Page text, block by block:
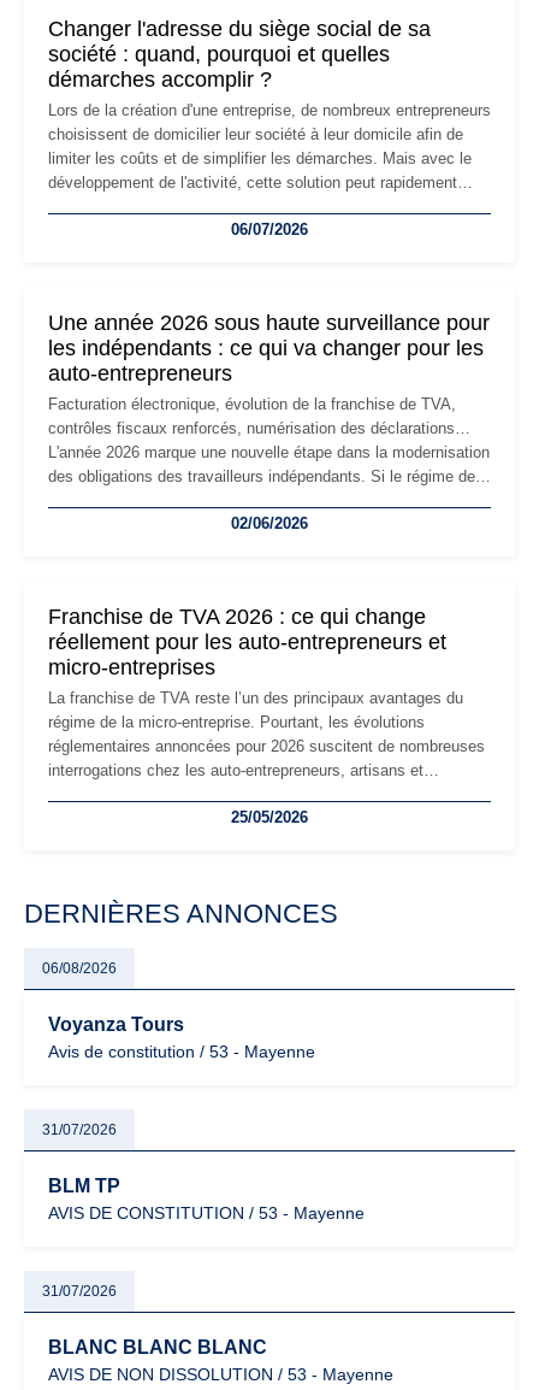
Changer l'adresse du siège social de sa
société : quand, pourquoi et quelles
démarches accomplir ?
Lors de la création d'une entreprise, de nombreux entrepreneurs
choisissent de domicilier leur société à leur domicile afin de
limiter les coûts et de simplifier les démarches. Mais avec le
développement de l'activité, cette solution peut rapidement
professionnels, recrutement, image de marque… Le
06/07/2026
Une année 2026 sous haute surveillance pour
les indépendants : ce qui va changer pour les
auto-entrepreneurs
Facturation électronique, évolution de la franchise de TVA,
contrôles fiscaux renforcés, numérisation des déclarations…
L'année 2026 marque une nouvelle étape dans la modernisation
des obligations des travailleurs indépendants. Si le régime de
les auto-entrepreneurs devront s'adapter à un environnement
02/06/2026
Franchise de TVA 2026 : ce qui change
réellement pour les auto-entrepreneurs et
micro-entreprises
La franchise de TVA reste l’un des principaux avantages du
régime de la micro-entreprise. Pourtant, les évolutions
réglementaires annoncées pour 2026 suscitent de nombreuses
interrogations chez les auto-entrepreneurs, artisans et
facturation ou risque de bascule vers la TVA : les règles
25/05/2026
DERNIÈRES ANNONCES
06/08/2026
Voyanza Tours
Avis de constitution / 53 - Mayenne
31/07/2026
BLM TP
AVIS DE CONSTITUTION / 53 - Mayenne
31/07/2026
BLANC BLANC BLANC
AVIS DE NON DISSOLUTION / 53 - Mayenne